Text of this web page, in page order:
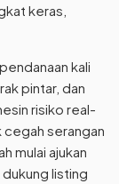
keras,
kali
pintar, dan
risiko real-
serangan
mulai ajukan
listing